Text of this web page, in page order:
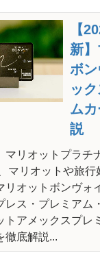
【
新】
ボン
ッ
ム
説
マリオットプラチ
マリオットや旅行
リオットボンヴォ
レス・プレミアム
トアメックスプレ
底解説...